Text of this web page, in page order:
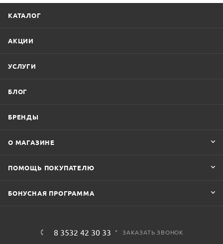
КАТАЛОГ
АКЦИИ
УСЛУГИ
БЛОГ
БРЕНДЫ
О МАГАЗИНЕ
ПОМОЩЬ ПОКУПАТЕЛЮ
БОНУСНАЯ ПРОГРАММА
8 3532 42 30 33 ЗАКАЗАТЬ ЗВОНОК